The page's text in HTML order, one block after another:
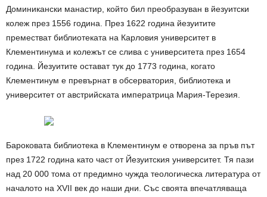
Доминикански манастир, който бил преобразуван в йезуитски
колеж през 1556 година. През 1622 година йезуитите
преместват библиотеката на Карловия университет в
Клементинума и колежът се слива с университета през 1654
година. Йезуитите остават тук до 1773 година, когато
Клементинум е превърнат в обсерватория, библиотека и
университет от австрийската императрица Мария-Терезия.
Бароковата библиотека в Клементинум е отворена за пръв път
през 1722 година като част от Йезуитския университет. Тя пази
над 20 000 тома от предимно чужда теологическа литература от
началото на XVII век до наши дни. Със своята впечатляваща